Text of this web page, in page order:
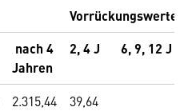
Vorrückungswerte
nach 4
Jahren
2, 4 J 6, 9, 12 J
2.315,44 39,64